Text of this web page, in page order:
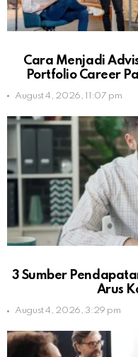
Cara Menjadi
Portfolio Career
August 4, 2026, 11:07 pm
3 Sumber
Arus
August 4, 2026, 3:29 pm